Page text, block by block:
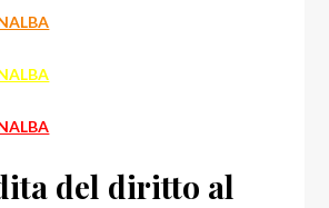
del diritto al